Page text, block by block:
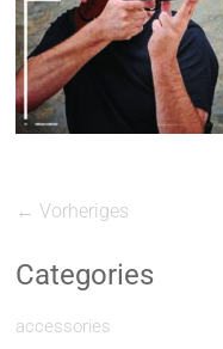
← Vorheriges
Categories
accessories